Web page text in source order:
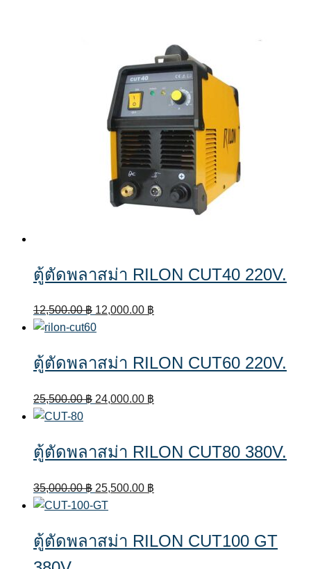
ตู้ตัดพลาสม่า RILON CUT40 220V.
12,500.00฿ Original
price
12,500.00 ฿.
12,000.00 ฿
12,000.00 ฿.
ตู้ตัดพลาสม่า RILON CUT60 220V.
25,500.00฿ Original
25,500.00 ฿.
24,000.00 ฿
24,000.00 ฿.
ตู้ตัดพลาสม่า RILON CUT80 380V.
35,000.00฿ Original
price
35,000.00 ฿.
25,500.00 ฿
25,500.00 ฿.
ตู้ตัดพลาสม่า RILON CUT100 GT